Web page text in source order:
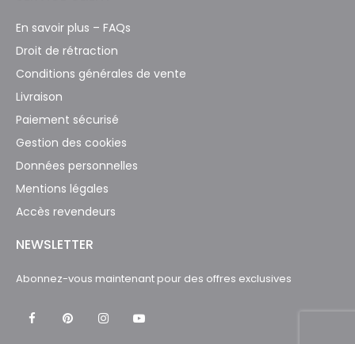
En savoir plus – FAQs
Droit de rétraction
Conditions générales de vente
Livraison
Paiement sécurisé
Gestion des cookies
Données personnelles
Mentions légales
Accès revendeurs
NEWSLETTER
Abonnez-vous maintenant pour des offres exclusives